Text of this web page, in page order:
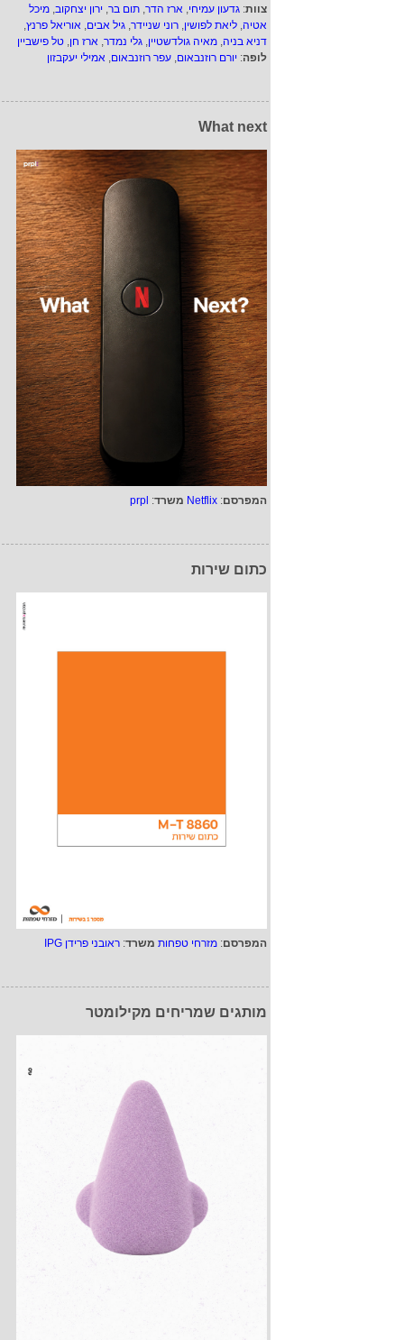
צוות: גדעון עמיחי, ארז הדר, תום בר, ירון יצחקוב, מיכל
אטיה, ליאת לפושין, רוני שניידר, גיל אבים, אוריאל פרנץ,
דניא בניה, מאיה גולדשטיין, גלי נמדר, ארז חן, טל פישביין
לופה: יורם רוזנבאום, עפר רוזנבאום, אמילי יעקבזון
What next
המפרסם:
Netflix משרד:
prpl
כתום שירות
המפרסם: מזרחי טפחות משרד: ראובני פרידן IPG
מותגים שמריחים מקילומטר